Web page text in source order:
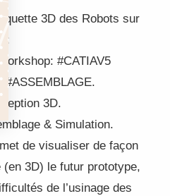
3D des Robots sur
:
#CATIAV5
3D.
& Simulation.
de visualiser de façon
3D) le futur prototype,
de l’usinage des